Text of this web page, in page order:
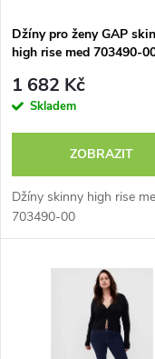
p
r
o
d
u
s
p
r
d
u
Džíny pro ženy GAP
high rise med 703490-
1 682 Kč
Skladem
ZOBRAZIT
Džíny skinny high rise
703490-00